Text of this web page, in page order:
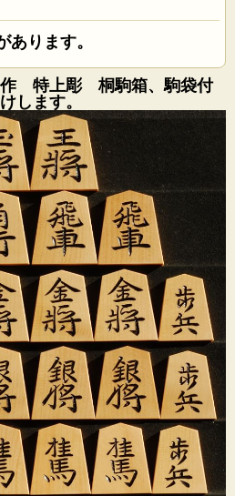
あります。
特上彫 桐駒箱、駒袋付
します。